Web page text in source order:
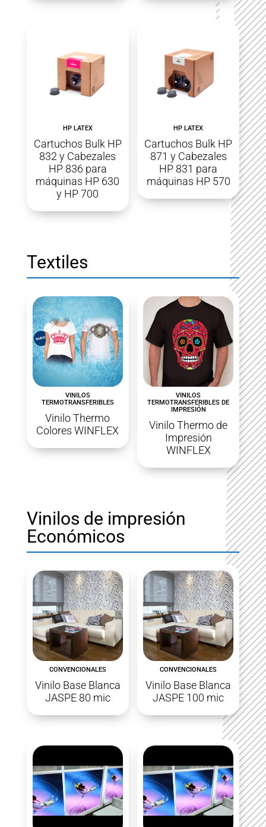
HP LATEX
Cartuchos Bulk HP
832 y Cabezales
HP 836 para
máquinas HP 630
y HP 700
HP LATEX
Cartuchos Bulk HP
871 y Cabezales
HP 831 para
máquinas HP 570
Textiles
VINILOS
TERMOTRANSFERIBLES
Vinilo Thermo
Colores WINFLEX
VINILOS
TERMOTRANSFERIBLES DE
IMPRESIÓN
Vinilo Thermo de
Impresión
WINFLEX
Vinilos de impresión
Económicos
CONVENCIONALES
Vinilo Base Blanca
JASPE 80 mic
CONVENCIONALES
Vinilo Base Blanca
JASPE 100 mic